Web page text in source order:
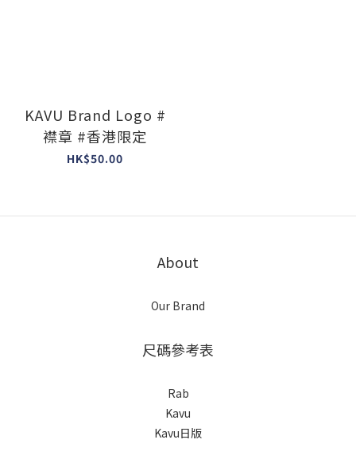
KAVU Brand Logo #
襟章 #香港限定
HK$50.00
About
Our Brand
尺碼參考表
Rab
Kavu
Kavu日版